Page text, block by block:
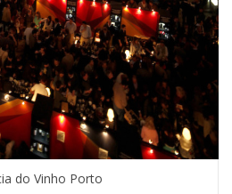
do Vinho Porto